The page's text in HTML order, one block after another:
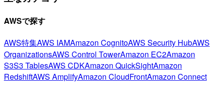
AWSで探す
AWS特集AWS IAMAmazon CognitoAWS Security HubAWS
OrganizationsAWS Control TowerAmazon EC2Amazon
S3S3 TablesAWS CDKAmazon QuickSightAmazon
RedshiftAWS AmplifyAmazon CloudFrontAmazon Connect